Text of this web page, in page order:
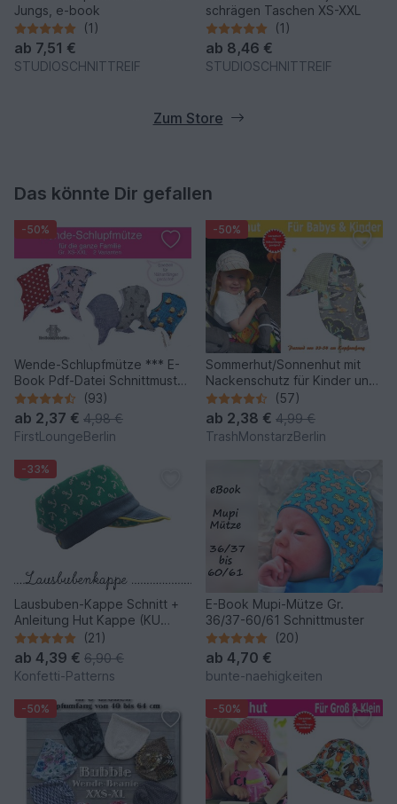
Jungs, e-book
(1)
ab 7,51 €
STUDIOSCHNITTREIF
schrägen Taschen XS-XXL
(1)
ab 8,46 €
STUDIOSCHNITTREIF
Zum Store
Das könnte Dir gefallen
-50%
Wende-Schlupfmütze *** E-
Book Pdf-Datei Schnittmuster
und Nähanleitung für die
ganze Familie in 6 Größen
von firstloungeberlin
(93)
ab 2,37 € 4,98 €
FirstLoungeBerlin
-50%
Sommerhut/Sonnenhut mit
Nackenschutz für Kinder und
Babys - Schnittmuster &
Nähanleitung
(57)
ab 2,38 € 4,99 €
TrashMonstarzBerlin
-33%
Lausbuben-Kappe Schnitt +
Anleitung Hut Kappe (KU
35cm bis 58cm)
(21)
ab 4,39 € 6,90 €
Konfetti-Patterns
E-Book Mupi-Mütze Gr.
36/37-60/61 Schnittmuster
(20)
ab 4,70 €
bunte-naehigkeiten
-50% -50%